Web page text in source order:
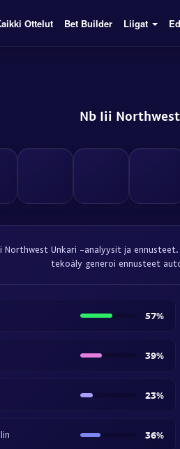
Ottelut Bet Builder Liigat
Nb Iii
Northwest Unkari -analyysit ja
tekoäly generoi ennusteet
57%
39%
23%
36%